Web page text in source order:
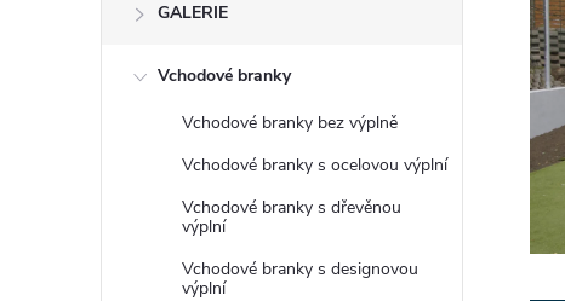
GALERIE
Vchodové branky
Vchodové branky bez výplně
Vchodové branky s ocelovou výplní
Vchodové branky s dřevěnou
výplní
Vchodové branky s designovou
výplní